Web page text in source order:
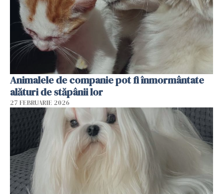
Animalele de companie pot fi înmormântate
alături de stăpânii lor
27 FEBRUARIE 2026